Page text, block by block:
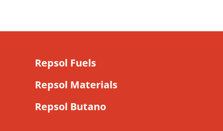
Repsol Fuels
Repsol Materials
Repsol Butano